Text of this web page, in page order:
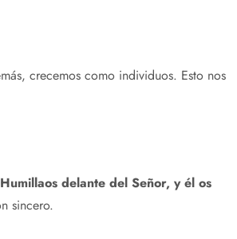
crecemos como individuos. Esto nos
delante del Señor, y él os
sincero.